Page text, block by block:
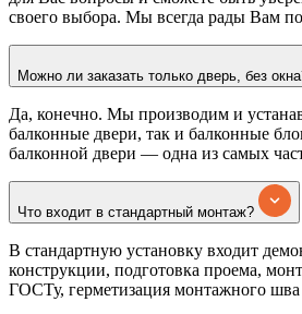
своего выбора. Мы всегда рады Вам
Можно ли заказать только дверь, без
Да, конечно. Мы производим и
балконные двери, так и балконные
балконной двери — одна из самых
Что входит в стандартный монтаж?
В стандартную установку входит
конструкции, подготовка проема,
ГОСТу, герметизация монтажного